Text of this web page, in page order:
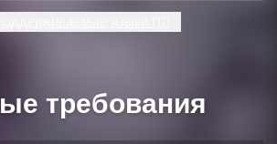
требования